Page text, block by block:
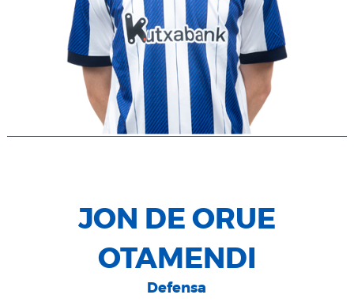
JON DE ORUE
OTAMENDI
Defensa